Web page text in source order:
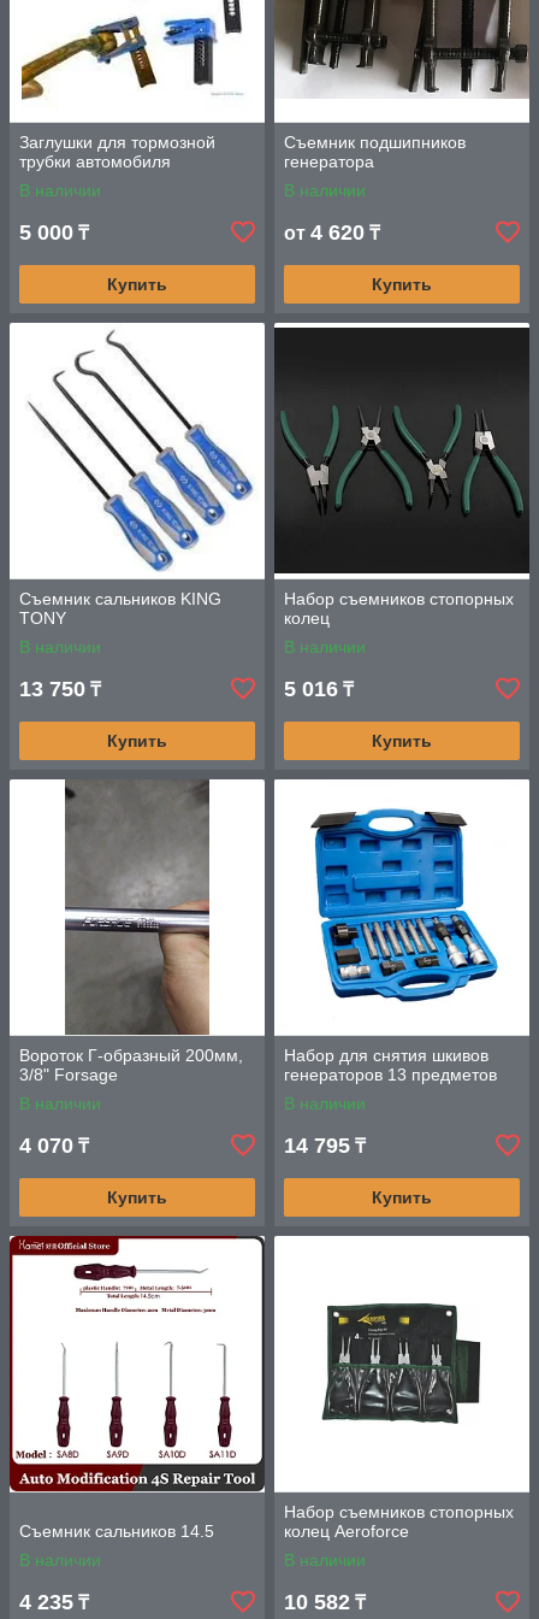
легкостью и уверенностью.
Заглушки для тормозной
трубки автомобиля
В наличии
5 000 ₸
Купить
Съемник подшипников
генератора
В наличии
от 4 620 ₸
Купить
Съемник сальников KING
TONY
В наличии
13 750 ₸
Купить
Набор съемников стопорных
колец
В наличии
5 016 ₸
Купить
Вороток Г-образный 200мм,
3/8" Forsage
В наличии
4 070 ₸
Купить
Набор для снятия шкивов
генераторов 13 предметов
В наличии
14 795 ₸
Купить
Съемник сальников 14.5
В наличии
4 235 ₸
Набор съемников стопорных
колец Aeroforce
В наличии
10 582 ₸